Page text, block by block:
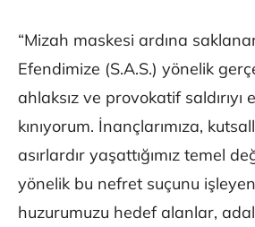
“Mizah maskesi ardına
Efendimize (S.A.S.) yönelik
ahlaksız ve provokatif saldırıyı
kınıyorum. İnançlarımıza,
asırlardır yaşattığımız temel
yönelik bu nefret suçunu
huzurumuzu hedef alanlar,